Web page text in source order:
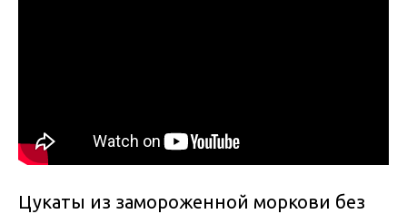
Цукаты из замороженной моркови без